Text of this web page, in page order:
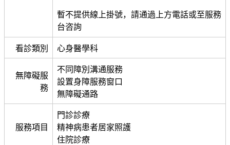
暫不提供線上掛號，請通過上方電話或至服務
台咨詢
看診類別 心身醫學科
無障礙服
務
不同障別溝通服務
設置身障服務窗口
無障礙通路
服務項目
門診診療
精神病患者居家照護
住院診療